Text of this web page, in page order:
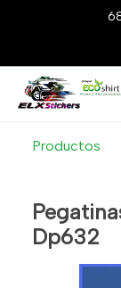
Productos
Dp632